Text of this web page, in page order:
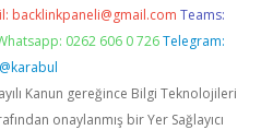
backlinkpaneli@gmail.com Teams:
0262 606 0 726 Telegram:
@karabul
Kanun gereğince Bilgi Teknolojileri
onaylanmış bir Yer Sağlayıcı